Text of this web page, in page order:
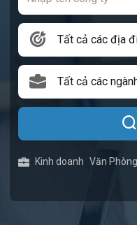
Tất cả các địa
Tất cả các
Kinh doanh Văn Phòng